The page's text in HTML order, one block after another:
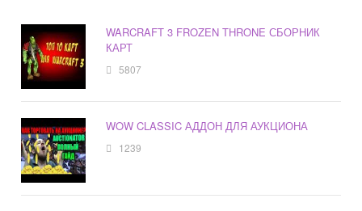
WARCRAFT 3 FROZEN THRONE СБОРНИК
КАРТ
5807
WOW CLASSIC АДДОН ДЛЯ АУКЦИОНА
1239